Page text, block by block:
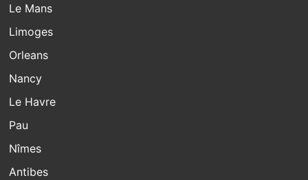
Le Mans
Limoges
Orleans
Nancy
Le Havre
Pau
Nîmes
Antibes